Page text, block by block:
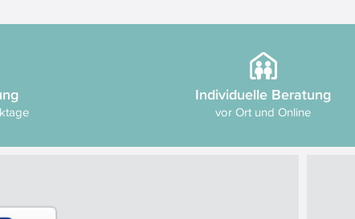
Individuelle Beratung
vor Ort und Online